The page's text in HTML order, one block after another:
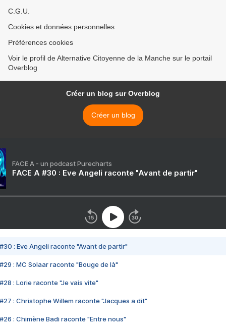
C.G.U.
Cookies et données personnelles
Préférences cookies
Voir le profil de Alternative Citoyenne de la Manche sur le portail
Overblog
Créer un blog sur Overblog
Créer un blog
FACE A - un podcast Purecharts
FACE A #30 : Eve Angeli raconte "Avant de partir"
#30 : Eve Angeli raconte "Avant de partir"
#29 : MC Solaar raconte "Bouge de là"
#28 : Lorie raconte "Je vais vite"
#27 : Christophe Willem raconte "Jacques a dit"
#26 : Chimène Badi raconte "Entre nous"